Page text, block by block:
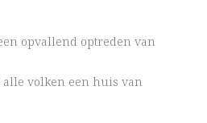
opvallend optreden van
volken een huis van